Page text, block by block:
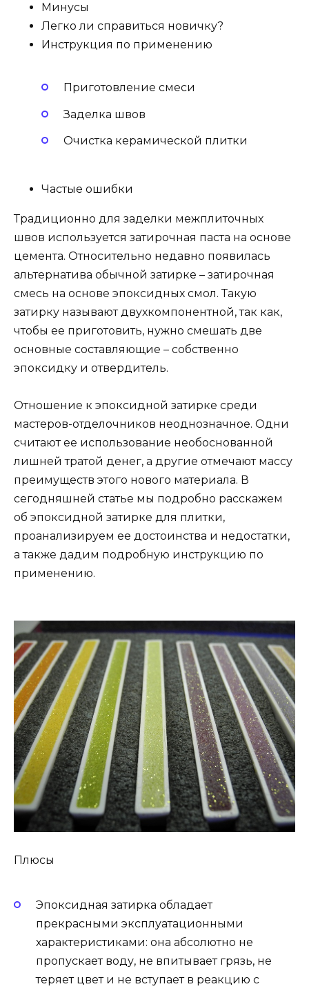
Минусы
Легко ли справиться новичку?
Инструкция по применению
Приготовление смеси
Заделка швов
Очистка керамической плитки
Частые ошибки
Традиционно для заделки межплиточных
швов используется затирочная паста на основе
цемента. Относительно недавно появилась
альтернатива обычной затирке – затирочная
смесь на основе эпоксидных смол. Такую
затирку называют двухкомпонентной, так как,
чтобы ее приготовить, нужно смешать две
основные составляющие – собственно
эпоксидку и отвердитель.
Отношение к эпоксидной затирке среди
мастеров-отделочников неоднозначное. Одни
считают ее использование необоснованной
лишней тратой денег, а другие отмечают массу
преимуществ этого нового материала. В
сегодняшней статье мы подробно расскажем
об эпоксидной затирке для плитки,
проанализируем ее достоинства и недостатки,
а также дадим подробную инструкцию по
применению.
Плюсы
Эпоксидная затирка обладает
прекрасными эксплуатационными
характеристиками: она абсолютно не
пропускает воду, не впитывает грязь, не
теряет цвет и не вступает в реакцию с